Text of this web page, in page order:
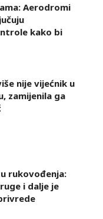
Aerodromi
kako bi
nije vijećnik u
zamijenila ga
rukovođenja:
i dalje je